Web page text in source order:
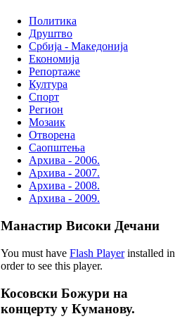
Политика
Друштво
Србија - Македонија
Економија
Репортаже
Култура
Спорт
Регион
Мозаик
Отворена
Саопштења
Архива - 2006.
Архива - 2007.
Архива - 2008.
Архива - 2009.
Манастир Високи Дечани
You must have Flash Playerinstalled in
order to see this player.
Косовски Божури на
концерту у Куманову.